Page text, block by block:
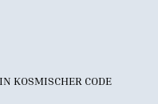
KOSMISCHER CODE